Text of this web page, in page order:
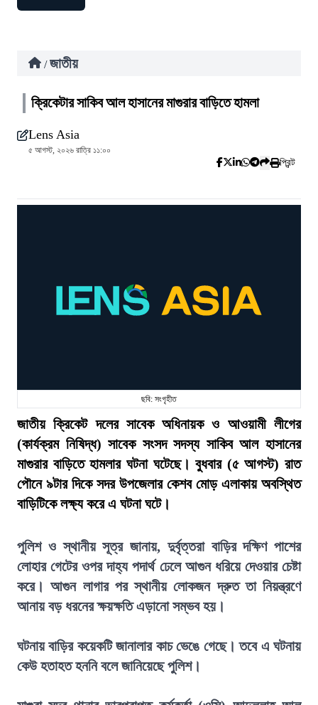
/ জাতীয়
ক্রিকেটার সাকিব আল হাসানের মাগুরার বাড়িতে হামলা
Lens Asia
৫ আগস্ট, ২০২৬ রাত্রি ১১:০০
প্রিন্ট
ছবি: সংগৃহীত
জাতীয় ক্রিকেট দলের সাবেক অধিনায়ক ও আওয়ামী লীগের
(কার্যক্রম নিষিদ্ধ) সাবেক সংসদ সদস্য সাকিব আল হাসানের
মাগুরার বাড়িতে হামলার ঘটনা ঘটেছে। বুধবার (৫ আগস্ট) রাত
পৌনে ৯টার দিকে সদর উপজেলার কেশব মোড় এলাকায় অবস্থিত
বাড়িটিকে লক্ষ্য করে এ ঘটনা ঘটে।
পুলিশ ও স্থানীয় সূত্র জানায়, দুর্বৃত্তরা বাড়ির দক্ষিণ পাশের
লোহার গেটের ওপর দাহ্য পদার্থ ঢেলে আগুন ধরিয়ে দেওয়ার চেষ্টা
করে। আগুন লাগার পর স্থানীয় লোকজন দ্রুত তা নিয়ন্ত্রণে
আনায় বড় ধরনের ক্ষয়ক্ষতি এড়ানো সম্ভব হয়।
ঘটনায় বাড়ির কয়েকটি জানালার কাচ ভেঙে গেছে। তবে এ ঘটনায়
কেউ হতাহত হননি বলে জানিয়েছে পুলিশ।